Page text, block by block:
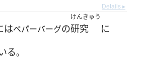
Details ▸
はペパーバーグの
けんきゅう
研究 に
る。